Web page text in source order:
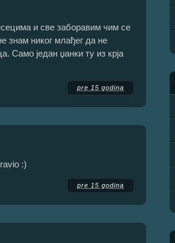
и све заборавим чим се
знам никог млађег да не
Само један џанки ту из крја
pre 15 godina
:)
pre 15 godina